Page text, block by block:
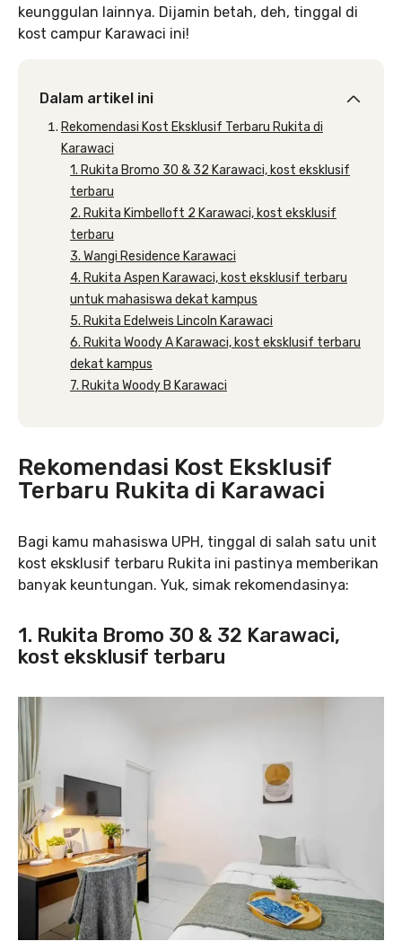
keunggulan lainnya. Dijamin betah, deh, tinggal di
kost campur Karawaci ini!
Dalam artikel ini
Rekomendasi Kost Eksklusif Terbaru Rukita di
Karawaci
1. Rukita Bromo 30 & 32 Karawaci, kost eksklusif
terbaru
2. Rukita Kimbelloft 2 Karawaci, kost eksklusif
terbaru
3. Wangi Residence Karawaci
4. Rukita Aspen Karawaci, kost eksklusif terbaru
untuk mahasiswa dekat kampus
5. Rukita Edelweis Lincoln Karawaci
6. Rukita Woody A Karawaci, kost eksklusif terbaru
dekat kampus
7. Rukita Woody B Karawaci
Rekomendasi Kost Eksklusif
Terbaru Rukita di Karawaci
Bagi kamu mahasiswa UPH, tinggal di salah satu unit
kost eksklusif terbaru Rukita ini pastinya memberikan
banyak keuntungan. Yuk, simak rekomendasinya:
1. Rukita Bromo 30 & 32 Karawaci,
kost eksklusif terbaru